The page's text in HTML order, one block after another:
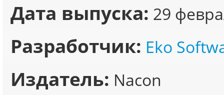
Дата выпуска: 29
Разработчик: Eko
Издатель: Nacon